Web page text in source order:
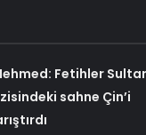
Fetihler
sahne Çin’i